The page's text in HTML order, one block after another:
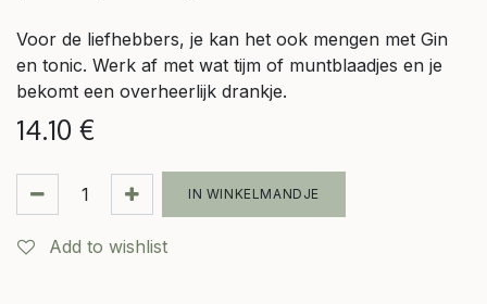
Voor de liefhebbers, je kan het ook mengen met Gin
en tonic. Werk af met wat tijm of muntblaadjes en je
bekomt een overheerlijk drankje.
14.10 €
IN WINKELMANDJE
Add to wishlist